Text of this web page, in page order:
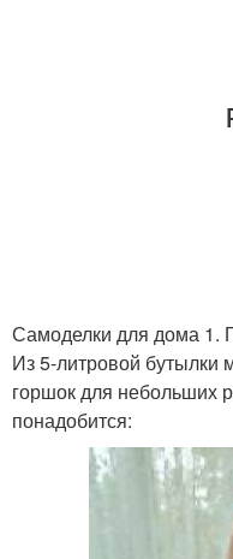
Самоделки для дома 1.
Из 5-литровой бутылки
горшок для небольших
понадобится: